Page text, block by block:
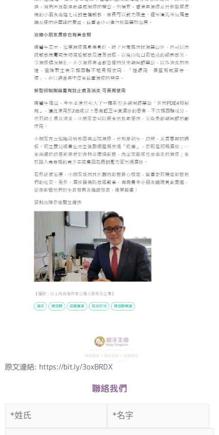
原文連結: https://bit.ly/3oxBRDX
聯絡我們